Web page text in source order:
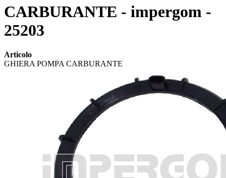
CARBURANTE - impergom -
25203
Articolo
GHIERA POMPA CARBURANTE